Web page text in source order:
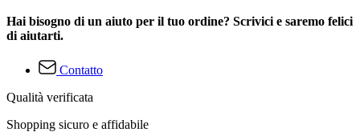
Hai bisogno di un aiuto per il tuo ordine? Scrivici e saremo felici
di aiutarti.
Contatto
Qualità verificata
Shopping sicuro e affidabile